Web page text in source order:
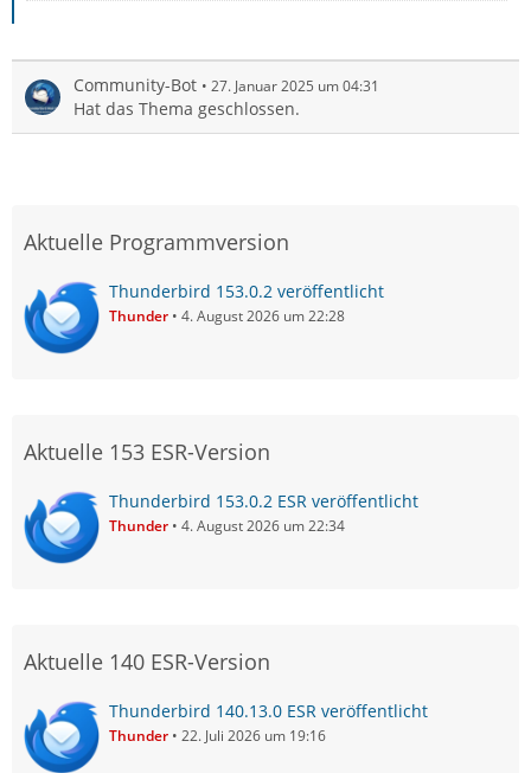
Community-Bot 27. Januar 2025 um 04:31
Hat das Thema geschlossen.
Aktuelle Programmversion
Thunderbird 153.0.2 veröffentlicht
Thunder 4. August 2026 um 22:28
Aktuelle 153 ESR-Version
Thunderbird 153.0.2 ESR veröffentlicht
Thunder 4. August 2026 um 22:34
Aktuelle 140 ESR-Version
Thunderbird 140.13.0 ESR veröffentlicht
Thunder 22. Juli 2026 um 19:16